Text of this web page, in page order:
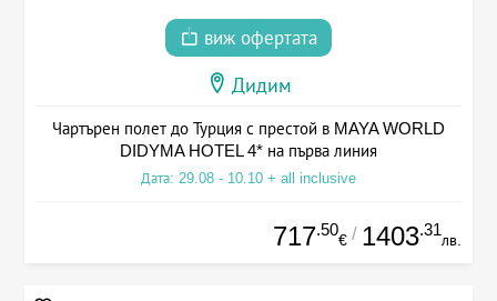
виж офертата
Дидим
Чартърен полет до Турция с престой в MAYA WORLD
DIDYMA HOTEL 4* на първа линия
Дата: 29.08 - 10.10 + all inclusive
717.50
€ / 1403.31
лв.